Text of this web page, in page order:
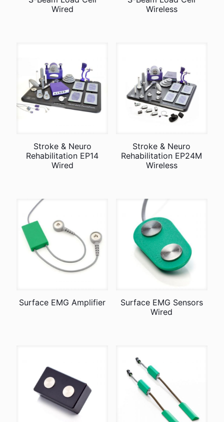
Wired
Wireless
Stroke & Neuro
Rehabilitation EP14
Wired
Stroke & Neuro
Rehabilitation EP24M
Wireless
Surface EMG Amplifier
Surface EMG Sensors
Wired